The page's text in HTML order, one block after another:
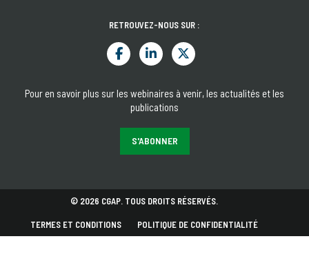
RETROUVEZ-NOUS SUR :
Pour en savoir plus sur les webinaires à venir, les actualités et les
publications
S'ABONNER
© 2026 CGAP. TOUS DROITS RÉSERVÉS.
TERMES ET CONDITIONS POLITIQUE DE CONFIDENTIALITÉ